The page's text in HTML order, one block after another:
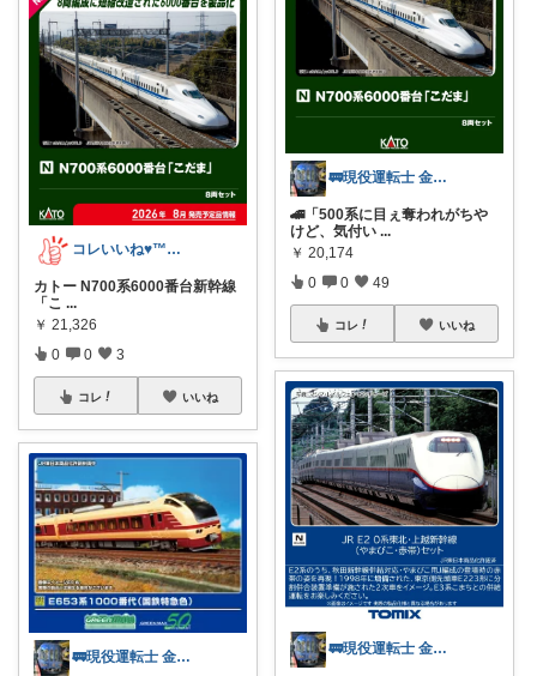
コレいいね♥️™▶コレクションも見てね！
カトー N700系6000番台新幹線
「こ ...
￥ 21,326
0 0 3
コレ いいね
🚃現役運転士 金魚🐠
🚃現役運転士 金魚🐠
🚄「500系に目ぇ奪われがちや
けど、気付い ...
￥ 20,174
0 0 49
コレ いいね
🚃現役運転士 金魚🐠